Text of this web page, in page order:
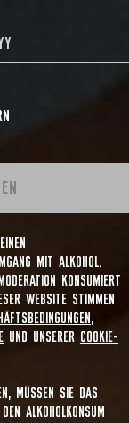
MIT ALKOHOL.
KONSUMIERT
WEBSITE STIMMEN
,
UND UNSERER COOKIE-
MÜSSEN SIE DAS
ALKOHOLKONSUM